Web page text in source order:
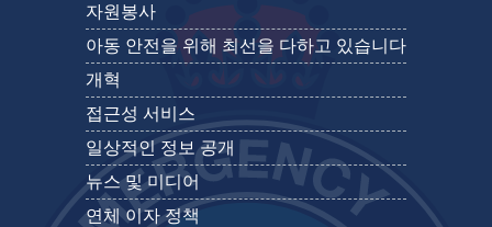
자원봉사
아동 안전을 위해 최선을 다하고 있습니다
개혁
접근성 서비스
일상적인 정보 공개
뉴스 및 미디어
연체 이자 정책